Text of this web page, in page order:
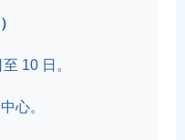
10 日。
心。